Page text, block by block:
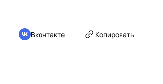
Вконтакте Копировать